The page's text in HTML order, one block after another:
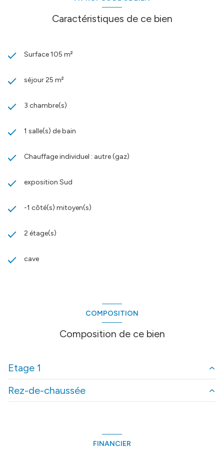
Caractéristiques de ce bien
Surface 105 m²
séjour 25 m²
3 chambre(s)
1 salle(s) de bain
Chauffage individuel : autre (gaz)
exposition Sud
-1 côté(s) mitoyen(s)
2 étage(s)
cave
COMPOSITION
Composition de ce bien
Etage 1
chambre 1
Rez-de-chaussée
FINANCIER